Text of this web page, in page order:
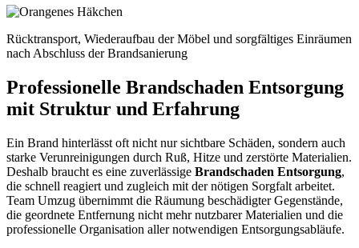
Rücktransport, Wiederaufbau der Möbel und sorgfältiges Einräumen
nach Abschluss der Brandsanierung
Professionelle Brandschaden Entsorgung
mit Struktur und Erfahrung
Ein Brand hinterlässt oft nicht nur sichtbare Schäden, sondern auch
starke Verunreinigungen durch Ruß, Hitze und zerstörte Materialien.
Deshalb braucht es eine zuverlässige Brandschaden Entsorgung,
die schnell reagiert und zugleich mit der nötigen Sorgfalt arbeitet.
Team Umzug übernimmt die Räumung beschädigter Gegenstände,
die geordnete Entfernung nicht mehr nutzbarer Materialien und die
professionelle Organisation aller notwendigen Entsorgungsabläufe.